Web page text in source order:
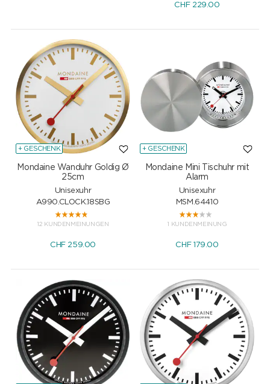
CHF229.00
+ GESCHENK
Mondaine Wanduhr Goldig Ø
25cm
Unisexuhr
A990.CLOCK.18SBG
12 KUNDENMEINUNGEN
CHF259.00
+ GESCHENK
Mondaine Mini Tischuhr mit
Alarm
Unisexuhr
MSM.64410
1 KUNDENMEINUNG
CHF179.00